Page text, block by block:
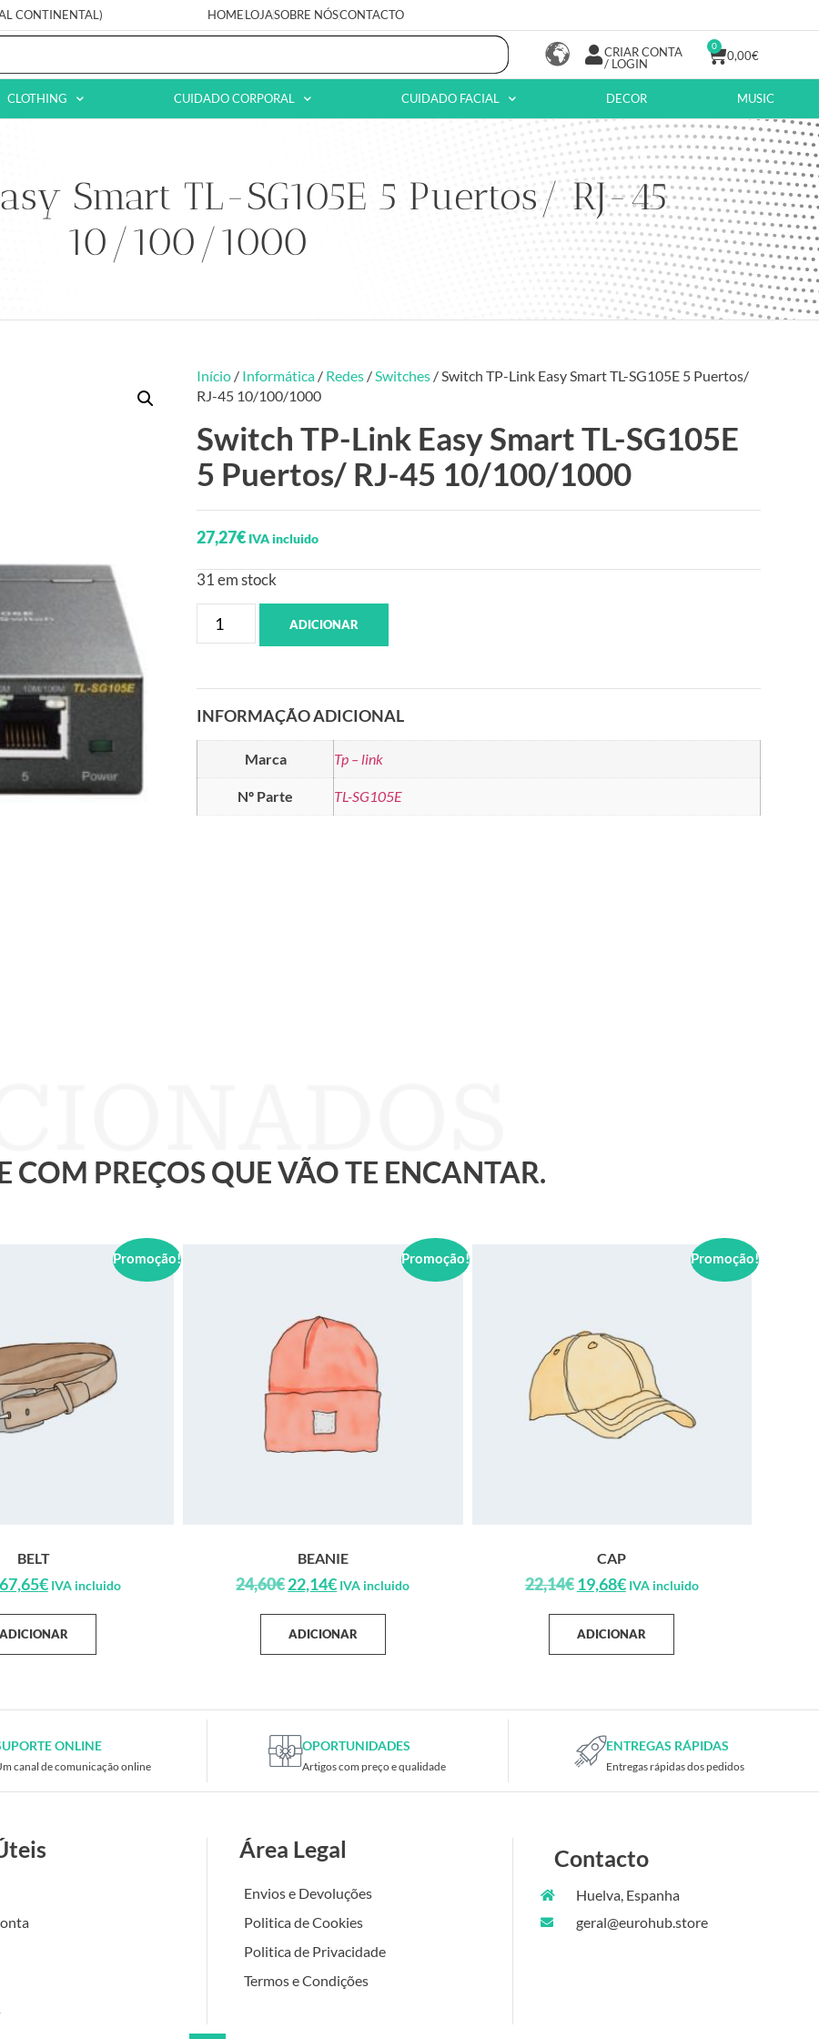
CONTINENTAL) HOMELOJASOBRE NÓSCONTACTO
CRIAR CONTA
/ LOGIN
0,00€
0
CLOTHING CUIDADO CORPORAL CUIDADO FACIAL DECOR MUSIC
Smart TL-SG105E 5 Puertos/ RJ-45
10/100/1000
Início / Informática / Redes /Switches / Switch TP-Link Easy Smart TL-SG105E 5 Puertos/
RJ-45 10/100/1000
Switch TP-Link Easy Smart TL-SG105E
5 Puertos/ RJ-45 10/100/1000
27,27€ IVA incluido
31 em stock
ADICIONAR
INFORMAÇÃO ADICIONAL
Marca Tp – link
Nº Parte TL-SG105E
COM PREÇOS QUE VÃO TE ENCANTAR.
Promoção!
BELT
67,65€ IVA incluido
ADICIONAR
Promoção!
BEANIE
24,60€22,14€ IVA incluido
ADICIONAR
Promoção!
CAP
22,14€19,68€ IVA incluido
ADICIONAR
ONLINE
canal de comunicação online
OPORTUNIDADES
Artigos com preço e qualidade
ENTREGAS RÁPIDAS
Entregas rápidas dos pedidos
Área Legal
Envios e Devoluções
Politica de Cookies
Politica de Privacidade
Termos e Condições
Contacto
Huelva, Espanha
geral@eurohub.store